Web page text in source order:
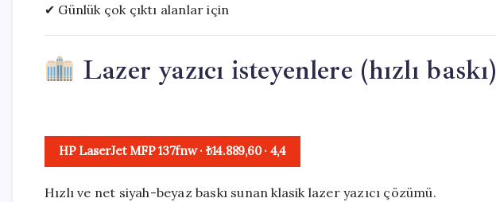
✔ Günlük çok çıktı alanlar için
Lazer yazıcı isteyenlere (hızlı baskı)
HP LaserJet MFP 137fnw· ₺14.889,60· 4,4
Hızlı ve net siyah-beyaz baskı sunan klasik lazer yazıcı çözümü.